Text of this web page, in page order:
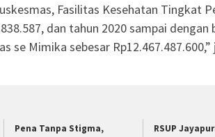
Fasilitas Kesehatan Tingkat
dan tahun 2020 sampai dengan
se Mimika sebesar
Pena Tanpa Stigma,
RSUP